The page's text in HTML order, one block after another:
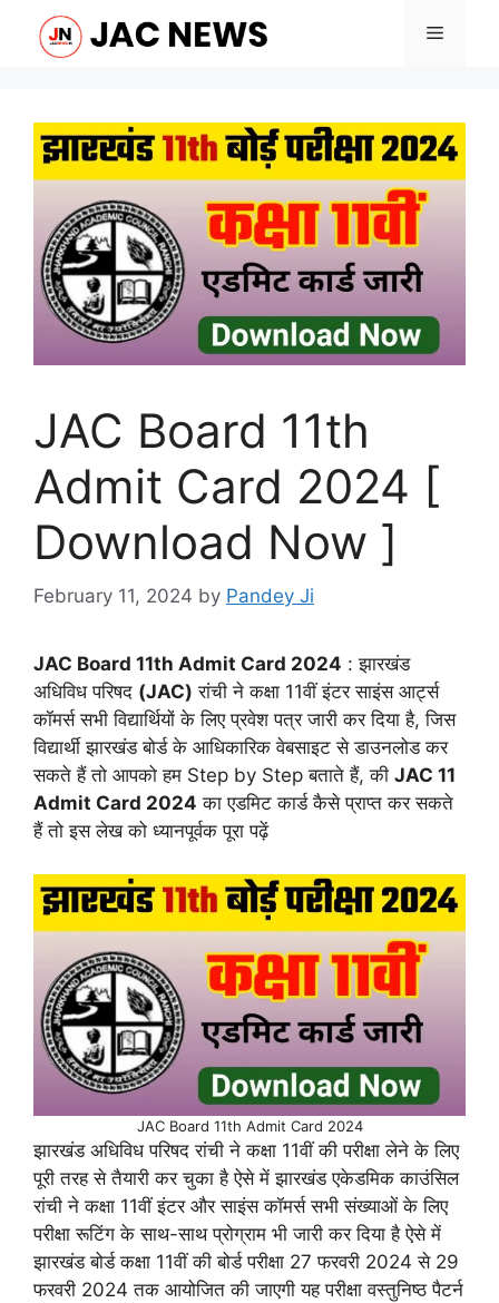
Menu
JAC Board 11th
Admit Card 2024 [
Download Now ]
February 11, 2024 by Pandey Ji
JAC Board 11th Admit Card 2024 : झारखंड
अधिविध परिषद (JAC) रांची ने कक्षा 11वीं इंटर साइंस आर्ट्स
कॉमर्स सभी विद्यार्थियों के लिए प्रवेश पत्र जारी कर दिया है, जिस
विद्यार्थी झारखंड बोर्ड के आधिकारिक वेबसाइट से डाउनलोड कर
सकते हैं तो आपको हम Step by Step बताते हैं, की JAC 11
Admit Card 2024 का एडमिट कार्ड कैसे प्राप्त कर सकते
हैं तो इस लेख को ध्यानपूर्वक पूरा पढ़ें
JAC Board 11th Admit Card 2024
झारखंड अधिविध परिषद रांची ने कक्षा 11वीं की परीक्षा लेने के लिए
पूरी तरह से तैयारी कर चुका है ऐसे में झारखंड एकेडमिक काउंसिल
रांची ने कक्षा 11वीं इंटर और साइंस कॉमर्स सभी संख्याओं के लिए
परीक्षा रूटिंग के साथ-साथ प्रोग्राम भी जारी कर दिया है ऐसे में
झारखंड बोर्ड कक्षा 11वीं की बोर्ड परीक्षा 27 फरवरी 2024 से 29
फरवरी 2024 तक आयोजित की जाएगी यह परीक्षा वस्तुनिष्ठ पैटर्न